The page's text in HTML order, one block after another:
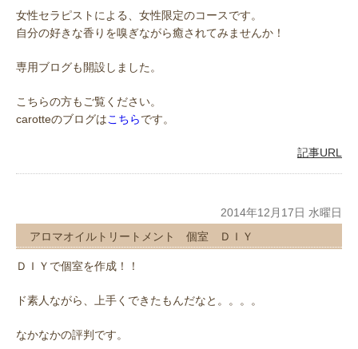
女性セラピストによる、女性限定のコースです。
自分の好きな香りを嗅ぎながら癒されてみませんか！
専用ブログも開設しました。
こちらの方もご覧ください。
carotteのブログはこちらです。
記事URL
2014年12月17日 水曜日
アロマオイルトリートメント 個室 ＤＩＹ
ＤＩＹで個室を作成！！
ド素人ながら、上手くできたもんだなと。。。。
なかなかの評判です。